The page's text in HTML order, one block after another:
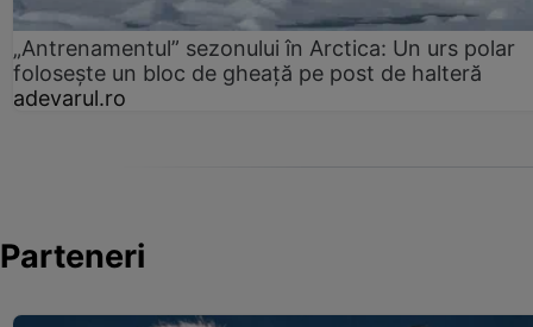
„Antrenamentul” sezonului în Arctica: Un urs polar
folosește un bloc de gheață pe post de halteră
adevarul.ro
Parteneri